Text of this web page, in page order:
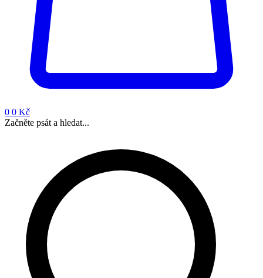
0 0 Kč
Začněte psát a hledat...